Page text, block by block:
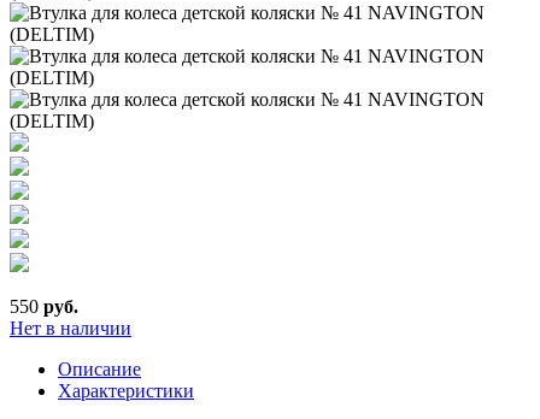
550 руб.
Нет в наличии
Описание
Характеристики